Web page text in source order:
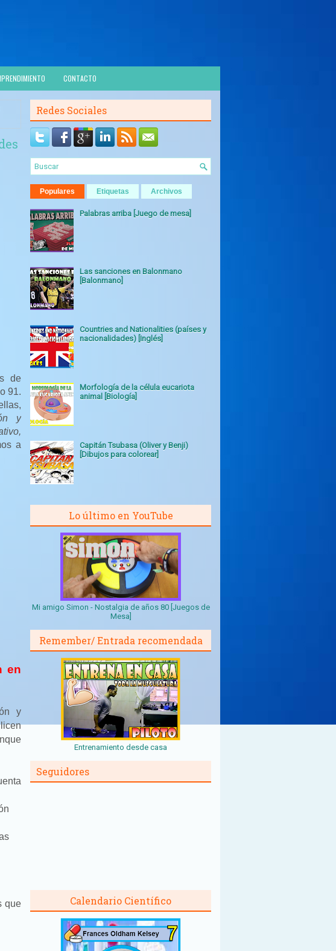
CONTACTO
de
91.
y
a
en
y
que
Redes Sociales
Populares Etiquetas Archivos
Palabras arriba [Juego de mesa]
Las sanciones en Balonmano
[Balonmano]
Countries and Nationalities (países y
nacionalidades) [Inglés]
Morfología de la célula eucariota
animal [Biología]
Capitán Tsubasa (Oliver y Benji)
[Dibujos para colorear]
Lo último en YouTube
Mi amigo Simon - Nostalgia de años 80 [Juegos de
Mesa]
Remember/ Entrada recomendada
Entrenamiento desde casa
Seguidores
Calendario Científico